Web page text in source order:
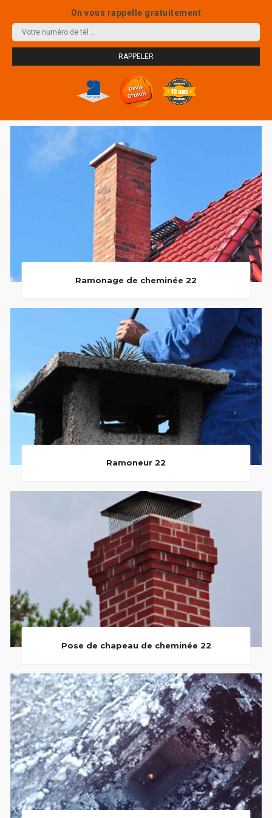
On vous rappelle gratuitement
Ramonage de cheminée 22
Ramoneur 22
Pose de chapeau de cheminée 22